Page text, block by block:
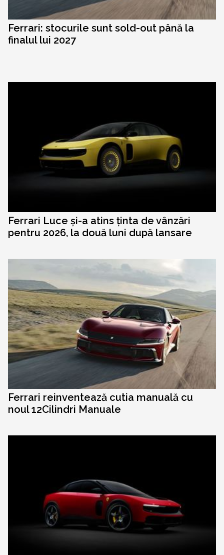
Ferrari: stocurile sunt sold-out până la
finalul lui 2027
Ferrari Luce și-a atins ținta de vânzări
pentru 2026, la două luni după lansare
Ferrari reinventează cutia manuală cu
noul 12Cilindri Manuale